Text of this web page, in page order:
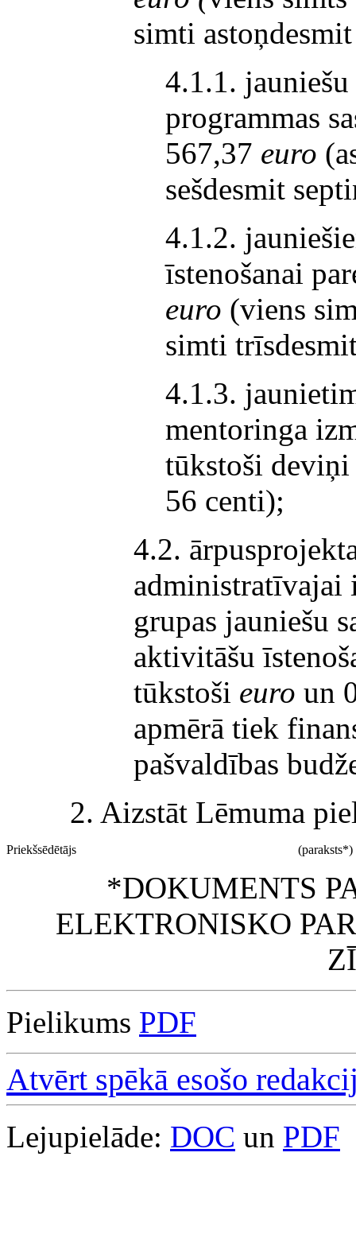
simti
4.1.1.
programmas
567,37 euro
sešdesmit
4.1.2.
īstenošanai
euro (viens
simti
4.1.3.
mentoringa
tūkstoši
56 centi);
4.2.
administratīvajai
grupas jauniešu
aktivitāšu
tūkstoši euro un
apmērā tiek
pašvaldības
2. Aizstāt Lēmuma
Priekšsēdētājs (paraksts*)
*DOKUMENTS
ELEKTRONISKO
Pielikums PDF
Atvērt spēkā esošo
Lejupielāde: DOC un PDF